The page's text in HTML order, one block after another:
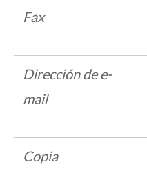
Fax
Dirección de e-
mail
Copia